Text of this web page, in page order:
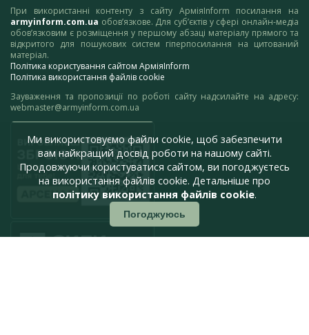
При використанні контенту з сайту АрміяInform посилання на
armyinform.com.ua обов’язкове. Для суб’єктів у сфері онлайн-медіа
обов’язковим є розміщення у першому абзаці матеріалу прямого та
відкритого для пошукових систем гіперпосилання на цитований
матеріал.
Політика користування сайтом АрміяInform
Політика використання файлів cookie
Зауваження та пропозиції по роботі сайту надсилайте на адресу:
webmaster@armyinform.com.ua
Ми використовуємо файли cookie, щоб забезпечити
вам найкращий досвід роботи на нашому сайті.
Продовжуючи користуватися сайтом, ви погоджуєтесь
на використання файлів cookie. Детальніше про
політику використання файлів cookie.
Погоджуюсь